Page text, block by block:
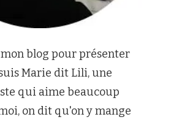
blog pour présenter
Marie dit Lili, une
qui aime beaucoup
on dit qu'on y mange